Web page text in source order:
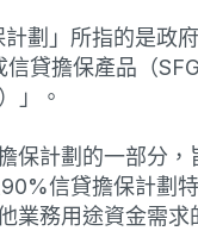
劃」所指的是政
貸擔保產品（
」。
保計劃的一部分，
信貸擔保計劃
業務用途資金需求